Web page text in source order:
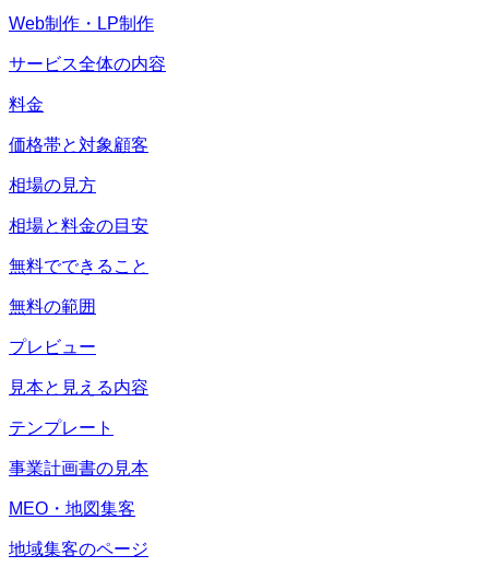
Web制作・LP制作
サービス全体の内容
料金
価格帯と対象顧客
相場の見方
相場と料金の目安
無料でできること
無料の範囲
プレビュー
見本と見える内容
テンプレート
事業計画書の見本
MEO・地図集客
地域集客のページ